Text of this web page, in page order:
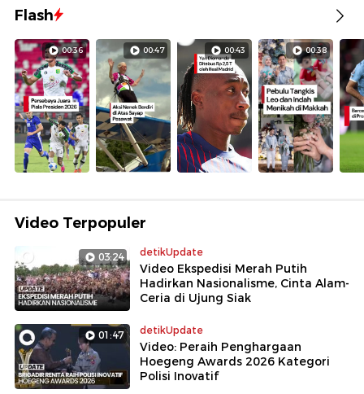
Flash
00:36 00:47 00:43 00:38
Video Terpopuler
03:24 detikUpdate
Video Ekspedisi Merah Putih
Hadirkan Nasionalisme, Cinta Alam-
Ceria di Ujung Siak
01:47 detikUpdate
Video: Peraih Penghargaan
Hoegeng Awards 2026 Kategori
Polisi Inovatif